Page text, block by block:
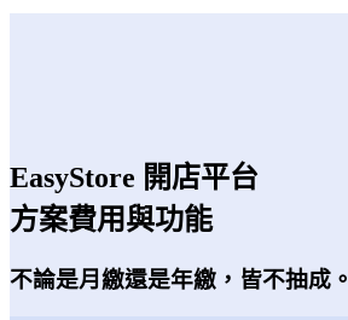
EasyStore 開店平台
方案費用與功能
不論是月繳還是年繳，皆不抽成。